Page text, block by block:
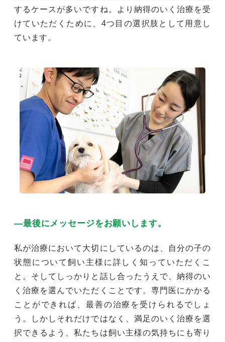
するケースが多いですね。より納得のいく治療を受
けていただくために、4つ目の選択肢として用意し
ています。
―最後にメッセージをお願いします。
私が治療において大切にしているのは、自分の子の
状態について飼い主様に詳しく知っていただくこ
と。そしてしっかりと話し合ったうえで、納得のい
く治療を選んでいただくことです。専門医にかかる
ことができれば、最善の治療を受けられるでしょ
う。しかしそれだけではなく、満足のいく治療を選
択できるよう、私たちは飼い主様の気持ちにも寄り